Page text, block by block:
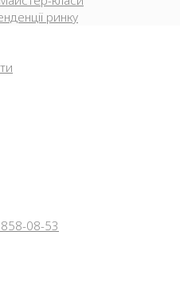
ринку
08-53